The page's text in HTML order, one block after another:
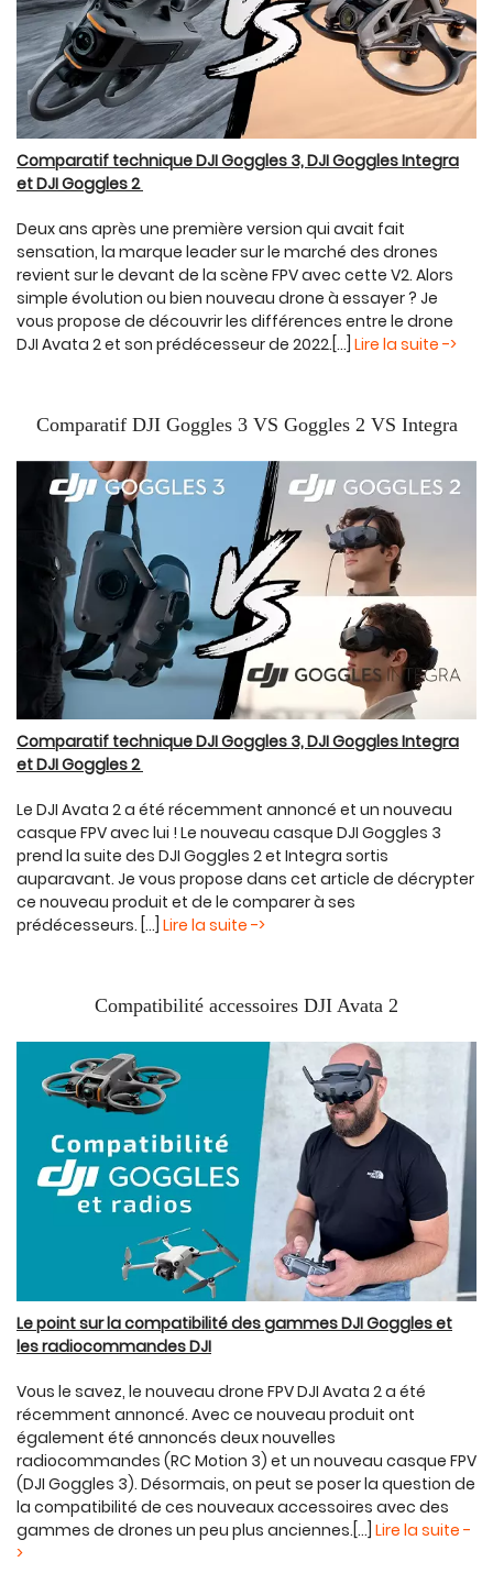
Comparatif technique DJI Goggles 3, DJI Goggles Integra
et DJI Goggles 2
Deux ans après une première version qui avait fait
sensation, la marque leader sur le marché des drones
revient sur le devant de la scène FPV avec cette V2. Alors
simple évolution ou bien nouveau drone à essayer ? Je
vous propose de découvrir les différences entre le drone
DJI Avata 2 et son prédécesseur de 2022.[...] Lire la suite ->
Comparatif DJI Goggles 3 VS Goggles 2 VS Integra
Comparatif technique DJI Goggles 3, DJI Goggles Integra
et DJI Goggles 2
Le DJI Avata 2 a été récemment annoncé et un nouveau
casque FPV avec lui ! Le nouveau casque DJI Goggles 3
prend la suite des DJI Goggles 2 et Integra sortis
auparavant. Je vous propose dans cet article de décrypter
ce nouveau produit et de le comparer à ses
prédécesseurs. [...] Lire la suite ->
Compatibilité accessoires DJI Avata 2
Le point sur la compatibilité des gammes DJI Goggles et
les radiocommandes DJI
Vous le savez, le nouveau drone FPV DJI Avata 2 a été
récemment annoncé. Avec ce nouveau produit ont
également été annoncés deux nouvelles
radiocommandes (RC Motion 3) et un nouveau casque FPV
(DJI Goggles 3). Désormais, on peut se poser la question de
la compatibilité de ces nouveaux accessoires avec des
gammes de drones un peu plus anciennes.[...] Lire la suite -
>